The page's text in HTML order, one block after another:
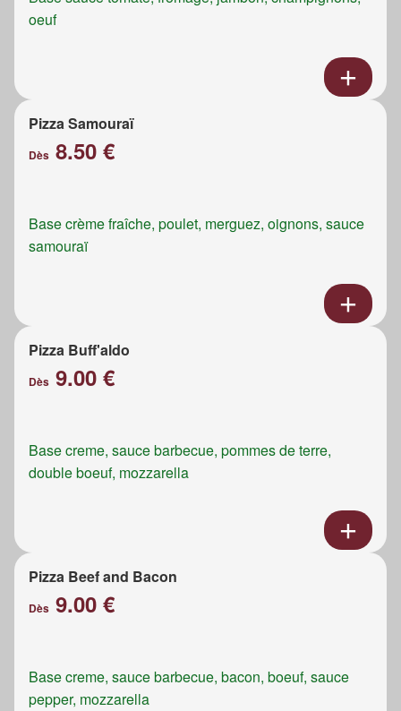
oeuf
Pizza Samouraï
Dès 8.50 €
Base crème fraîche, poulet, merguez, oignons, sauce
samouraï
Pizza Buff'aldo
Dès 9.00 €
Base creme, sauce barbecue, pommes de terre,
double boeuf, mozzarella
Pizza Beef and Bacon
Dès 9.00 €
Base creme, sauce barbecue, bacon, boeuf, sauce
pepper, mozzarella